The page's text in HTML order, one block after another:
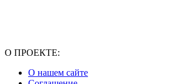
О ПРОЕКТЕ:
О нашем сайте